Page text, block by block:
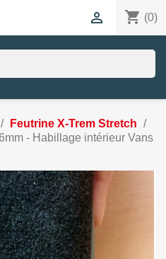
shopping_cart (0)

Feutrine X-Trem Stretch
- Habillage intérieur Vans